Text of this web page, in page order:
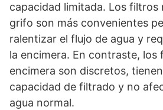
capacidad limitada. Los filtros
grifo son más convenientes
ralentizar el flujo de agua y
la encimera. En contraste, los
encimera son discretos,
capacidad de filtrado y no
agua normal.